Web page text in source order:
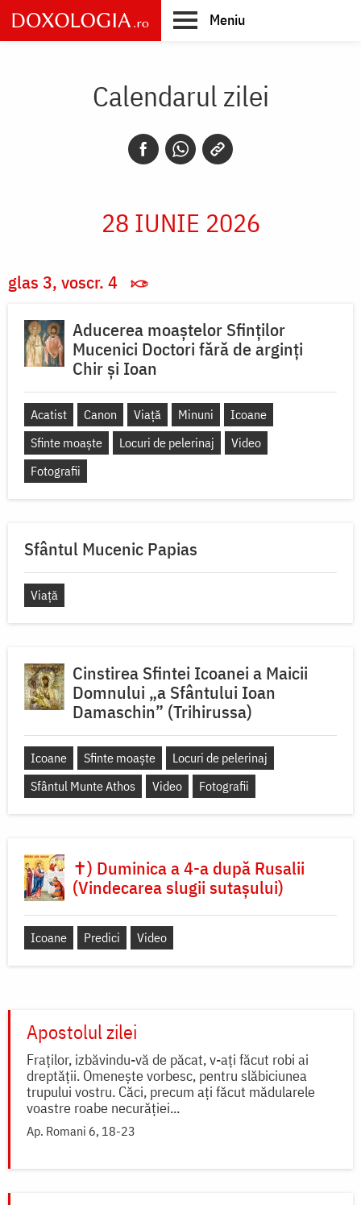
Skip
to
main
Meniu
Calendarul zilei
28 IUNIE 2026
glas 3, voscr. 4
Aducerea moaștelor Sfinților
Mucenici Doctori fără de arginți
Chir și Ioan
Acatist Canon Viață Minuni
Icoane
Sfinte moaște
Locuri de pelerinaj
Video
Fotografii
Sfântul Mucenic Papias
Viață
Cinstirea Sfintei Icoanei a Maicii
Domnului „a Sfântului Ioan
Damaschin” (Trihirussa)
Icoane Sfinte moaște
Locuri de pelerinaj
Sfântul Munte Athos
Video Fotografii
✝) Duminica a 4-a după Rusalii
(Vindecarea slugii sutașului)
Icoane Predici Video
Apostolul zilei
Fraților, izbăvindu-vă de păcat, v-ați făcut robi ai
dreptății. Omenește vorbesc, pentru slăbiciunea
trupului vostru. Căci, precum ați făcut mădularele
voastre roabe necurăției...
Ap. Romani 6, 18-23